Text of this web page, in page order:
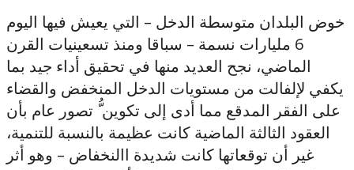
خوض البلدان متوسطة الدخل – التي يعيش فيها اليوم
6 مليارات نسمة – سباقا ومنذ تسعينيات القرن
الماضي، نجح العديد منها في تحقيق أداء جيد بما
يكفي لإلفالت من مستويات الدخل المنخفض والقضاء
على الفقر المدقع مما أدى إلى تكوين ُّ تصور عام بأن
العقود الثالثة الماضية كانت عظيمة بالنسبة للتنمية،
غير أن توقعاتها كانت شديدة االنخفاض – وهو أثر